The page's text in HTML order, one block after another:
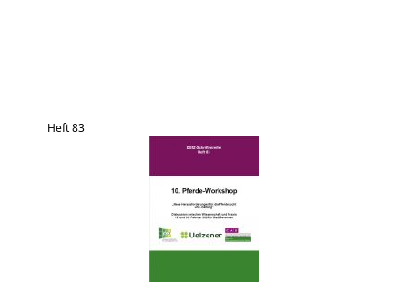
Heft 83